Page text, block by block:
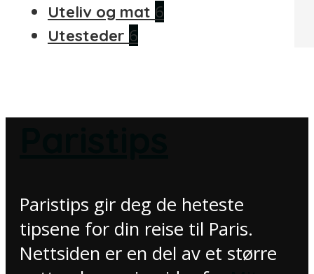
Uteliv og mat 6
Utesteder 6
Paristips gir deg de heteste
tipsene for din reise til Paris.
Nettsiden er en del av et større